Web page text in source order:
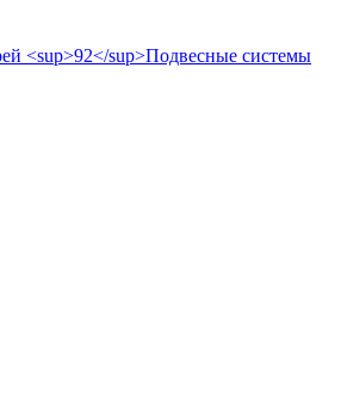
Подвесные системы